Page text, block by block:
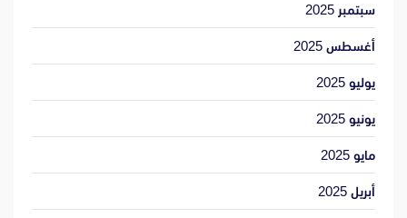
سبتمبر 2025
أغسطس 2025
يوليو 2025
يونيو 2025
مايو 2025
أبريل 2025